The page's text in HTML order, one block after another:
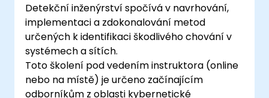
Detekční inženýrství spočívá v navrhování,
implementaci a zdokonalování metod
určených k identifikaci škodlivého chování v
systémech a sítích.
Toto školení pod vedením instruktora (online
nebo na místě) je určeno začínajícím
odborníkům z oblasti kybernetické